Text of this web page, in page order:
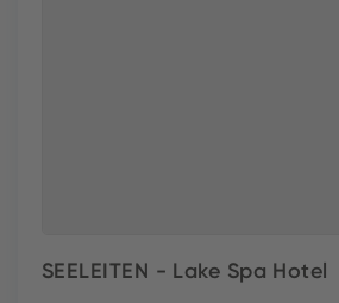
SEELEITEN - Lake Spa Hotel